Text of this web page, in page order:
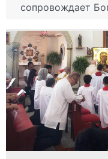
сопровождает